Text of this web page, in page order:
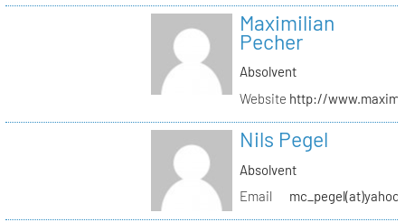
Maximilian
Pecher
Absolvent
Website http://
Nils Pegel
Absolvent
Email